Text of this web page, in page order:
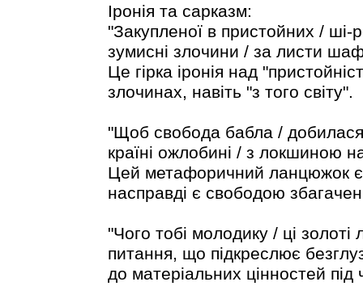
Іронія та сарказм:
"Закупленої в пристойних / ші-
зумисні злочини / за листи
Це гірка іронія над
злочинах, навіть "з того світу".
"Щоб свобода бабла / добилася
країні ожлобині / з локшиною
Цей метафоричний ланцюжок
насправді є свободою
"Чого тобі молодику / ці
питання, що підкреслює
до матеріальних цінностей під